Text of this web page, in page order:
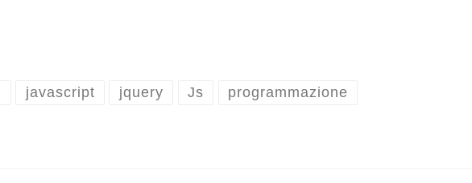
javascript jquery Js programmazione